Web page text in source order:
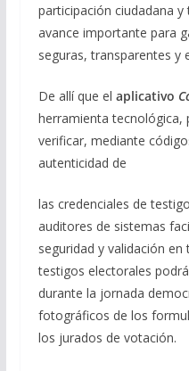
participación ciudadana
avance importante para
seguras, transparentes y
De allí que el aplicativo
herramienta tecnológica,
verificar, mediante
autenticidad de
las credenciales de
auditores de sistemas
seguridad y validación
testigos electorales
durante la jornada
fotográficos de los
los jurados de votación.